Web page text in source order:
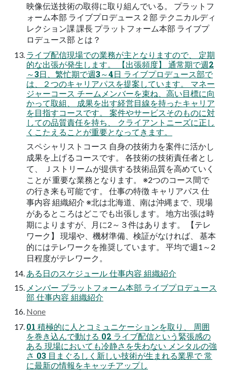
映像伝送技術の取得に取り組んでいる。 プラットフ
ォーム本部 ライブプロデュース２部 テクニカルディ
レクション課 課長 プラットフォーム本部 ライブプ
ロデュース部 とは？
ライブ配信現場での業務が主となりますので、 定期
的な出張が発生します。 【出張頻度】 通常期で週2
～3日、繁忙期で週3～4日 ライブプロデュース部で
は、２つのキャリアパスを提案しています。 マネー
ジャーコース チームメンバーを束ね、高い目標に向
かって取組、 成果を出す経営目線を持ったキャリア
を目指すコースです。 案件やサービスそのものに対
しての品質責任を持ち、 クライアントニーズに正し
くこたえることが重要となってきます。
スペシャリストコース 自身の技術力を案件に活かし
成果を上げるコースです。 各技術の技術責任者とし
て、 Ｊストリームが提供する技術品質を高めていく
ことが 重要な業務となります。 ※2つのコース間で
の行き来も可能です。 仕事の特徴 キャリアパス 仕
事内容 組織紹介 ※北は北海道、南は沖縄まで、現場
があるところはどこでも出張します。 地方出張は時
期によりますが、月に2～３件はあります。 【テレ
ワーク】 現場や、機材準備、検証がなければ、 基本
的にはテレワークを推奨しています。 平均で週1～2
日程度がテレワーク。
ある日のスケジュール 仕事内容 組織紹介
メンバー プラットフォーム本部 ライブプロデュース
部 仕事内容 組織紹介
None
01 積極的に人とコミュニケーションを取り、 周囲
を巻き込んで動ける 02 ライブ配信という緊張感の
ある 現場においても冷静さを失わない メンタルの強
さ 03 目まぐるしく新しい技術が生まれる業界で 常
に最新の情報をキャッチアップし